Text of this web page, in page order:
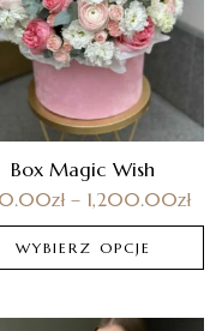
Box Magic Wish
zł– 1,200.00zł
WYBIERZ OPCJE